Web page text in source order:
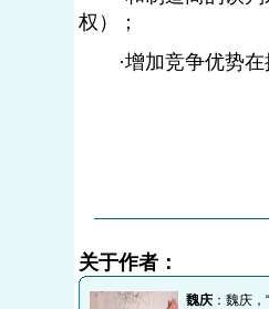
权）；
·增加竞争优势在
关于作者：
魏庆 ：魏庆